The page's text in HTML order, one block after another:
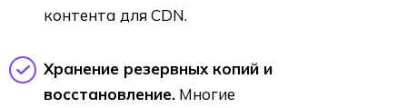
Хранение резервных копий и
восстановление. Многие
контента для CDN.